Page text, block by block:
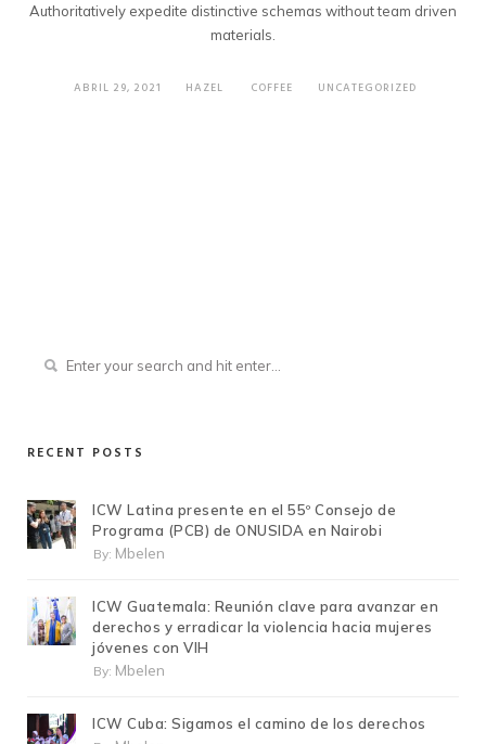
Authoritatively expedite distinctive schemas without team driven
materials.
ABRIL 29, 2021 HAZEL COFFEE UNCATEGORIZED
RECENT POSTS
ICW Latina presente en el 55º Consejo de
Programa (PCB) de ONUSIDA en Nairobi
By: Mbelen
ICW Guatemala: Reunión clave para avanzar en
derechos y erradicar la violencia hacia mujeres
jóvenes con VIH
By: Mbelen
ICW Cuba: Sigamos el camino de los derechos